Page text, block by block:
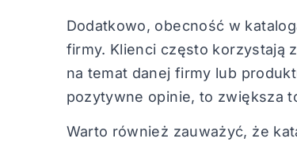
Dodatkowo, obecność w
firmy. Klienci często korzystają
na temat danej firmy lub
pozytywne opinie, to zwiększa
Warto również zauważyć, że